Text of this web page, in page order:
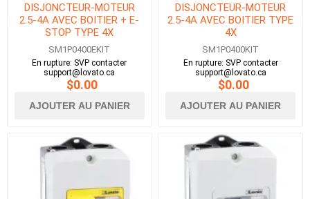
DISJONCTEUR-MOTEUR
2.5-4A AVEC BOITIER + E-
STOP TYPE 4X
SM1P0400EKIT
En rupture: SVP contacter
support@lovato.ca
$0.00
AJOUTER AU PANIER
DISJONCTEUR-MOTEUR
2.5-4A AVEC BOITIER TYPE
4X
SM1P0400KIT
En rupture: SVP contacter
support@lovato.ca
$0.00
AJOUTER AU PANIER